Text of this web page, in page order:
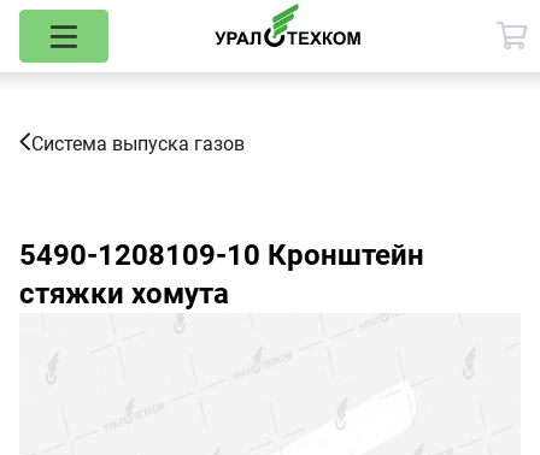
Система выпуска газов
5490-1208109-10 Кронштейн
стяжки хомута